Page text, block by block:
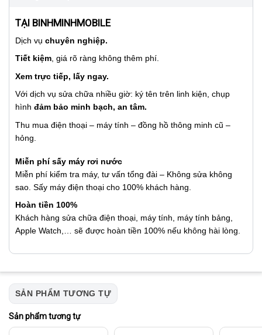
TẠI BINHMINHMOBILE
Dịch vụ chuyên nghiệp.
Tiết kiệm, giá rõ ràng không thêm phí.
Xem trực tiếp, lấy ngay.
Với dịch vụ sửa chữa nhiều giờ: ký tên trên linh kiện, chụp
hình đảm bảo minh bạch, an tâm.
Thu mua điện thoại – máy tính – đồng hồ thông minh cũ –
hỏng.
Miễn phí sấy máy rơi nước
Miễn phí kiểm tra máy, tư vấn tổng đài – Không sửa không
sao. Sấy máy điện thoại cho 100% khách hàng.
Hoàn tiền 100%
Khách hàng sửa chữa điện thoại, máy tính, máy tính bảng,
Apple Watch,… sẽ được hoàn tiền 100% nếu không hài lòng.
SẢN PHẨM TƯƠNG TỰ
Sản phẩm tương tự